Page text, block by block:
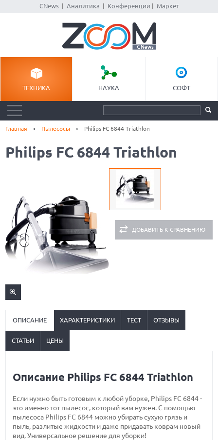
CNews| Аналитика Конференции Маркет
ТЕХНИКА НАУКА СОФТ
Главная Пылесосы Philips FC 6844 Triathlon
Philips FC 6844 Triathlon
ДОБАВИТЬ К СРАВНЕНИЮ
ОПИСАНИЕ ХАРАКТЕРИСТИКИ ТЕСТ ОТЗЫВЫ
СТАТЬИ ЦЕНЫ
Описание Philips FC 6844 Triathlon
Если нужно быть готовым к любой уборке, Philips FC 6844 -
это именно тот пылесос, который вам нужен. С помощью
пылесоса Philips FC 6844 можно убирать сухую грязь и
пыль, разлитые жидкости и даже придавать коврам новый
вид. Универсальное решение для уборки!